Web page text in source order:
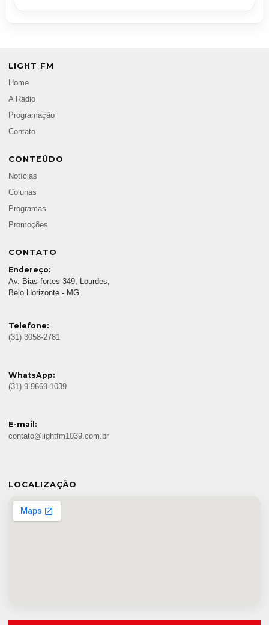
LIGHT FM
Home
A Rádio
Programação
Contato
CONTEÚDO
Notícias
Colunas
Programas
Promoções
CONTATO
Endereço:
Av. Bias fortes 349, Lourdes,
Belo Horizonte - MG
Telefone:
(31) 3058-2781
WhatsApp:
(31) 9 9669-1039
E-mail:
contato@lightfm1039.com.br
LOCALIZAÇÃO